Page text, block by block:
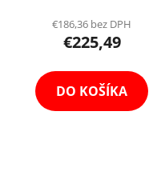
45cm Holofan
Reklamný Pútač Fan
€186,36 bez DPH
€225,49
DO KOŠÍKA